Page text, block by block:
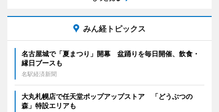
みん経トピックス
名古屋城で「夏まつり」開幕 盆踊りを毎日開催、飲食・
縁日ブースも
名駅経済新聞
大丸札幌店で任天堂ポップアップストア 「どうぶつの
森」特設エリアも